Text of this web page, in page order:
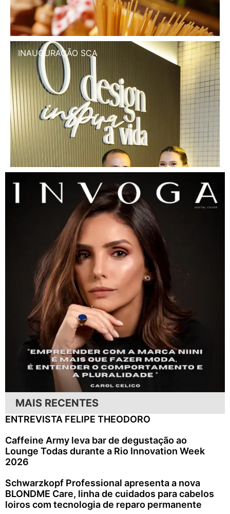
INAUGURAÇÃO SCA
MAIS RECENTES
ENTREVISTA FELIPE THEODORO
Caffeine Army leva bar de degustação ao
Lounge Todas durante a Rio Innovation Week
2026
Schwarzkopf Professional apresenta a nova
BLONDME Care, linha de cuidados para cabelos
loiros com tecnologia de reparo permanente